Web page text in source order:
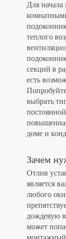
Для
теплого
секций в
есть
выбрать
доме и
Зачем
Отлив
является
любого
дождевую
может